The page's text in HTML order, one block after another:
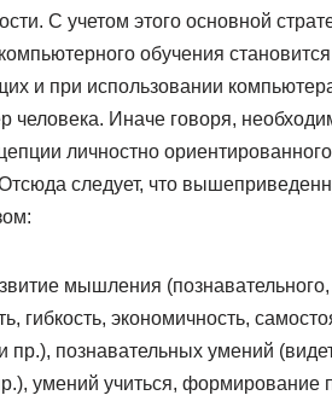
С учетом этого основной
обучения
и при использовании
Иначе говоря,
личностно
следует, что
мышления (познавательного,
гибкость, экономичность,
познавательных умений
умений учиться, формирование